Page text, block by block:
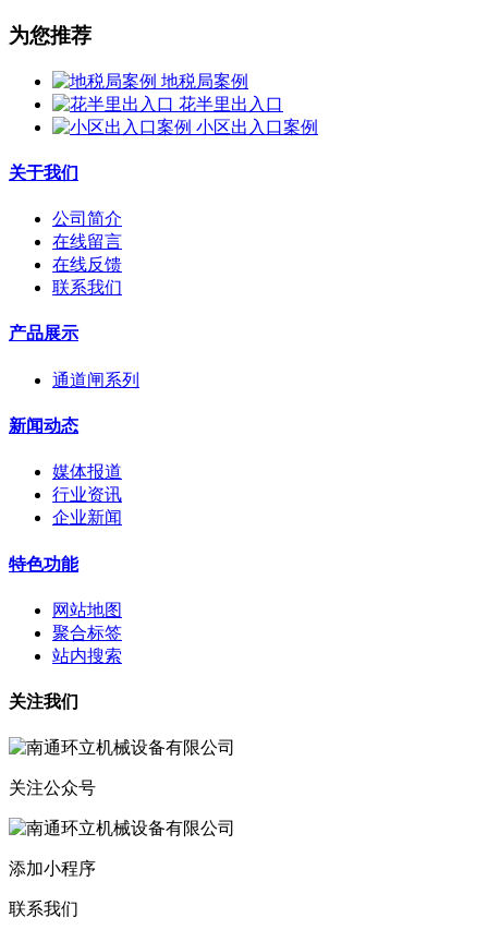
为您推荐
地税局案例
花半里出入口
小区出入口案例
关于我们
公司简介
在线留言
在线反馈
联系我们
产品展示
通道闸系列
新闻动态
媒体报道
行业资讯
企业新闻
特色功能
网站地图
聚合标签
站内搜索
关注我们
关注公众号
添加小程序
联系我们